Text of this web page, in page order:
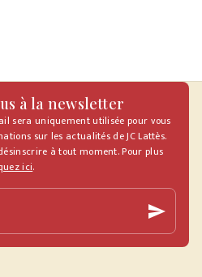
à la newsletter
sera uniquement utilisée pour vous
sur les actualités de JC Lattès.
à tout moment. Pour plus
ici.
send